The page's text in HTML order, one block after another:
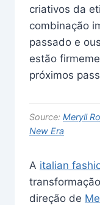
criativos da
combinação
passado e
estão
próximos
Source: Meryll
New Era
A italian
direção de